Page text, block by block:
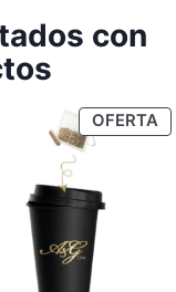
con
OFERTA